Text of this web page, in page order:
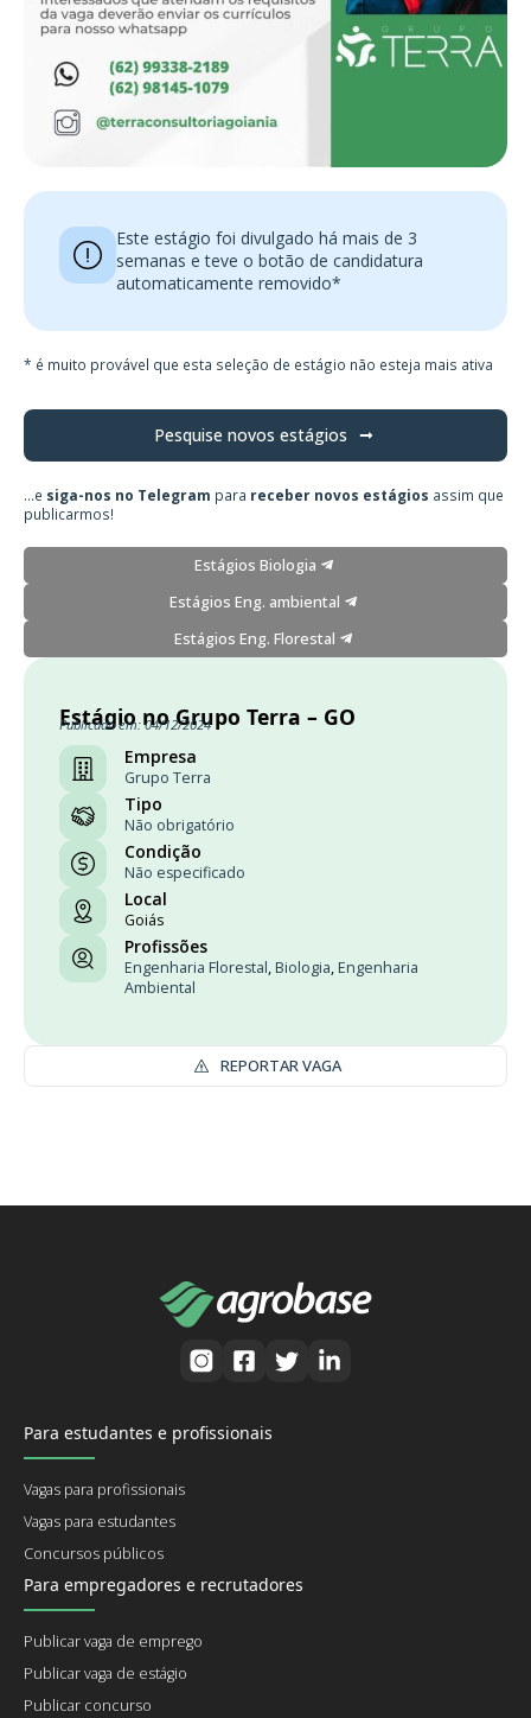
Este estágio foi divulgado há mais de 3
semanas e teve o botão de candidatura
automaticamente removido*
* é muito provável que esta seleção de estágio não esteja mais ativa
Pesquise novos estágios
...e siga-nos no Telegram para receber novos estágios assim que
publicarmos!
Estágios Biologia
Estágios Eng. ambiental
Estágios Eng. Florestal
Estágio no Grupo Terra – GO
Publicado em: 04/12/2024
Empresa
Grupo Terra
Tipo
Não obrigatório
Condição
Não especificado
Local
Goiás
Profissões
Engenharia Florestal, Biologia, Engenharia
Ambiental
REPORTAR VAGA
Para estudantes e profissionais
Vagas para profissionais
Vagas para estudantes
Concursos públicos
Para empregadores e recrutadores
Publicar vaga de emprego
Publicar vaga de estágio
Publicar concurso